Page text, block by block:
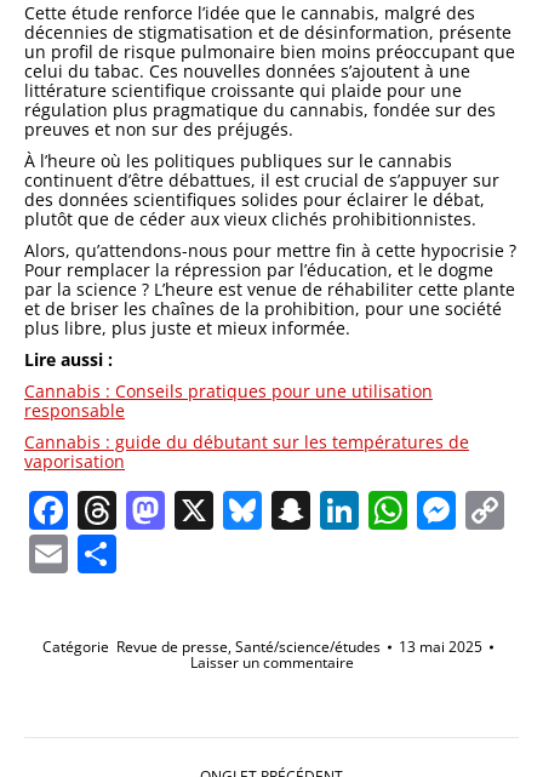
Cette étude renforce l’idée que le cannabis, malgré des
décennies de stigmatisation et de désinformation, présente
un profil de risque pulmonaire bien moins préoccupant que
celui du tabac. Ces nouvelles données s’ajoutent à une
littérature scientifique croissante qui plaide pour une
régulation plus pragmatique du cannabis, fondée sur des
preuves et non sur des préjugés.
À l’heure où les politiques publiques sur le cannabis
continuent d’être débattues, il est crucial de s’appuyer sur
des données scientifiques solides pour éclairer le débat,
plutôt que de céder aux vieux clichés prohibitionnistes.
Alors, qu’attendons-nous pour mettre fin à cette hypocrisie ?
Pour remplacer la répression par l’éducation, et le dogme
par la science ? L’heure est venue de réhabiliter cette plante
et de briser les chaînes de la prohibition, pour une société
plus libre, plus juste et mieux informée.
Lire aussi :
Cannabis : Conseils pratiques pour une utilisation
responsable
Cannabis : guide du débutant sur les températures de
vaporisation
Facebook
Threads
Mastodon
X Bluesky
Snapchat
LinkedIn
Email
Catégorie Revue de presse,Santé/science/études 13 mai 2025
Laisser un commentaire
Navigation